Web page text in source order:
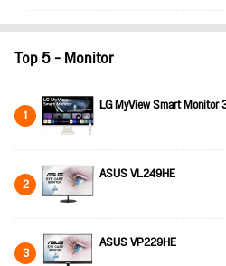
Top 5 - Monitor
1 LG MyView Smart
2 ASUS VL249HE
3 ASUS VP229HE